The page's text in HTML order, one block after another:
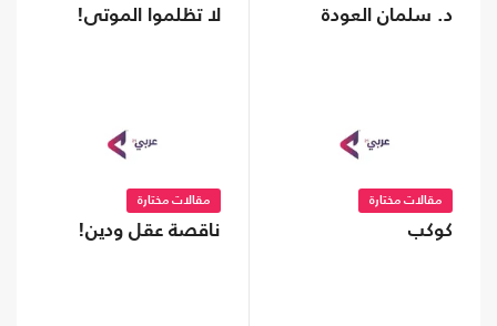
د. سلمان العودة لا تظلموا الموتى!
مقالات مختارة
كوكب
مقالات مختارة
ناقصة عقل ودين!